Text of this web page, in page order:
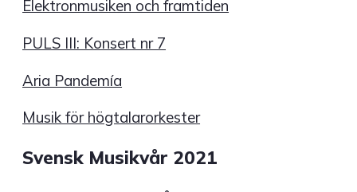
Elektronmusiken och framtiden
PULS III: Konsert nr 7
Aria Pandemía
Musik för högtalarorkester
Svensk Musikvår 2021